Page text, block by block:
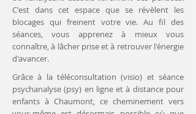
C'est dans cet espace que se révèlent les
blocages qui freinent votre vie. Au fil des
séances, vous apprenez à mieux vous
connaître, à lâcher prise et à retrouver l'énergie
d'avancer.
Grâce à la téléconsultation (visio) et séance
psychanalyse (psy) en ligne et à distance pour
enfants à Chaumont, ce cheminement vers